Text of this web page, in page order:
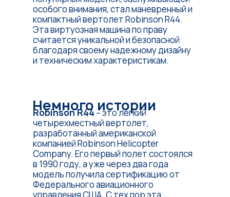
особого внимания, стал маневренный и
компактный вертолет Robinson R44.
Эта виртуозная машина по праву
считается уникальной и безопасной
благодаря своему надежному дизайну
и техническим характеристикам.
Robinson R44 – это легкий
четырехместный вертолет,
разработанный американской
компанией Robinson Helicopter
Company. Его первый полет состоялся
в 1990 году, а уже через два года
модель получила сертификацию от
Федерального авиационного
Немного истории